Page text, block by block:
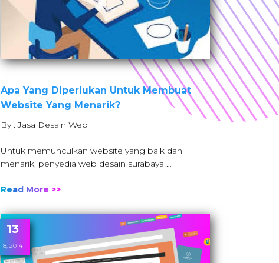
Apa Yang Diperlukan Untuk Membuat
Website Yang Menarik?
By : Jasa Desain Web
Untuk memunculkan website yang baik dan
menarik, penyedia web desain surabaya …
Read More >>
13
8, 2014